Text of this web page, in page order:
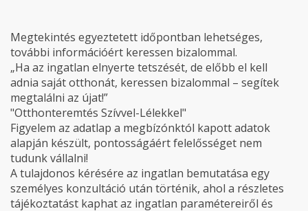
Megtekintés egyeztetett időpontban lehetséges,
további információért keressen bizalommal.
„Ha az ingatlan elnyerte tetszését, de előbb el kell
adnia saját otthonát, keressen bizalommal – segítek
megtalálni az újat!”
"Otthonteremtés Szívvel-Lélekkel"
Figyelem az adatlap a megbízónktól kapott adatok
alapján készült, pontosságáért felelősséget nem
tudunk vállalni!
A tulajdonos kérésére az ingatlan bemutatása egy
személyes konzultáció után történik, ahol a részletes
tájékoztatást kaphat az ingatlan paramétereiről és